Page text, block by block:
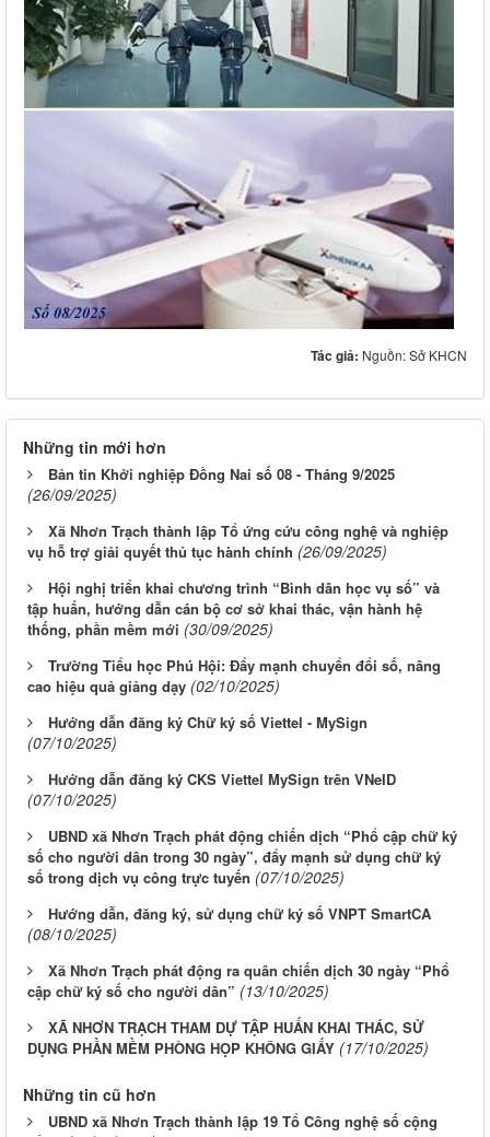
Tác giả: Nguồn: Sở KHCN
Những tin mới hơn
Bản tin Khởi nghiệp Đồng Nai số 08 - Tháng 9/2025
(26/09/2025)
Xã Nhơn Trạch thành lập Tổ ứng cứu công nghệ và nghiệp
vụ hỗ trợ giải quyết thủ tục hành chính (26/09/2025)
Hội nghị triển khai chương trình “Bình dân học vụ số” và
tập huấn, hướng dẫn cán bộ cơ sở khai thác, vận hành hệ
thống, phần mềm mới (30/09/2025)
Trường Tiểu học Phú Hội: Đẩy mạnh chuyển đổi số, nâng
cao hiệu quả giảng dạy (02/10/2025)
Hướng dẫn đăng ký Chữ ký số Viettel - MySign
(07/10/2025)
Hướng dẫn đăng ký CKS Viettel MySign trên VNeID
(07/10/2025)
UBND xã Nhơn Trạch phát động chiến dịch “Phổ cập chữ ký
số cho người dân trong 30 ngày”, đẩy mạnh sử dụng chữ ký
số trong dịch vụ công trực tuyến (07/10/2025)
Hướng dẫn, đăng ký, sử dụng chữ ký số VNPT SmartCA
(08/10/2025)
Xã Nhơn Trạch phát động ra quân chiến dịch 30 ngày “Phổ
cập chữ ký số cho người dân” (13/10/2025)
XÃ NHƠN TRẠCH THAM DỰ TẬP HUẤN KHAI THÁC, SỬ
DỤNG PHẦN MỀM PHÒNG HỌP KHÔNG GIẤY (17/10/2025)
Những tin cũ hơn
UBND xã Nhơn Trạch thành lập 19 Tổ Công nghệ số cộng